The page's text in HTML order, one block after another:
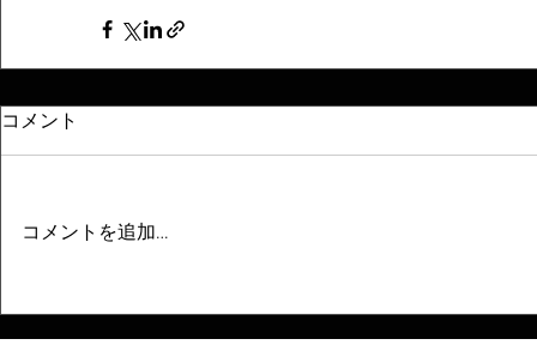
コメント
コメントを追加…